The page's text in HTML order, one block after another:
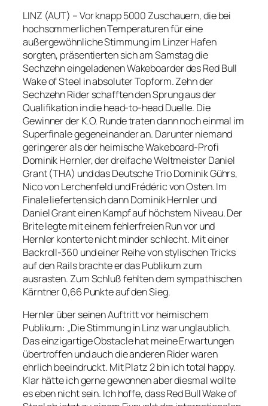
LINZ (AUT) – Vor knapp 5000 Zuschauern, die bei
hochsommerlichen Temperaturen für eine
außergewöhnliche Stimmung im Linzer Hafen
sorgten, präsentierten sich am Samstag die
Sechzehn eingeladenen Wakeboarder des Red Bull
Wake of Steel in absoluter Topform. Zehn der
Sechzehn Rider schafften den Sprung aus der
Qualifikation in die head-to-head Duelle. Die
Gewinner der K.O. Runde traten dann noch einmal im
Superfinale gegeneinander an. Darunter niemand
geringerer als der heimische Wakeboard-Profi
Dominik Hernler, der dreifache Weltmeister Daniel
Grant (THA) und das Deutsche Trio Dominik Gührs,
Nico von Lerchenfeld und Frédéric von Osten. Im
Finale lieferten sich dann Dominik Hernler und
Daniel Grant einen Kampf auf höchstem Niveau. Der
Brite legte mit einem fehlerfreien Run vor und
Hernler konterte nicht minder schlecht. Mit einer
Backroll-360 und einer Reihe von stylischen Tricks
auf den Rails brachte er das Publikum zum
ausrasten. Zum Schluß fehlten dem sympathischen
Kärntner 0,66 Punkte auf den Sieg.
Hernler über seinen Auftritt vor heimischem
Publikum: „Die Stimmung in Linz war unglaublich.
Das einzigartige Obstacle hat meine Erwartungen
übertroffen und auch die anderen Rider waren
ehrlich beeindruckt. Mit Platz 2 bin ich total happy.
Klar hätte ich gerne gewonnen aber diesmal wollte
es eben nicht sein. Ich hoffe, dass Red Bull Wake of